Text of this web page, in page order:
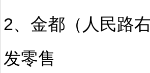
2、金都（人民路
发零售